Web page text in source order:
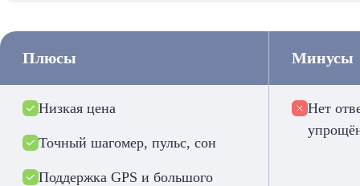
Плюсы
Низкая цена
Точный шагомер, пульс, сон
Поддержка GPS и большого
Минусы
Нет